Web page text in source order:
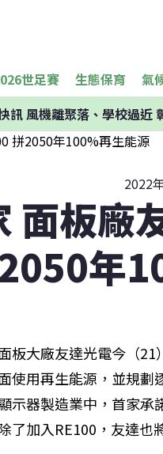
世足賽 生態保育 氣
訊風機離聚落、學校過近
2022
面板廠
年
板大廠友達光電今（
使用再生能源，並規劃
示器製造業中，首家承
了加入RE100，友達也